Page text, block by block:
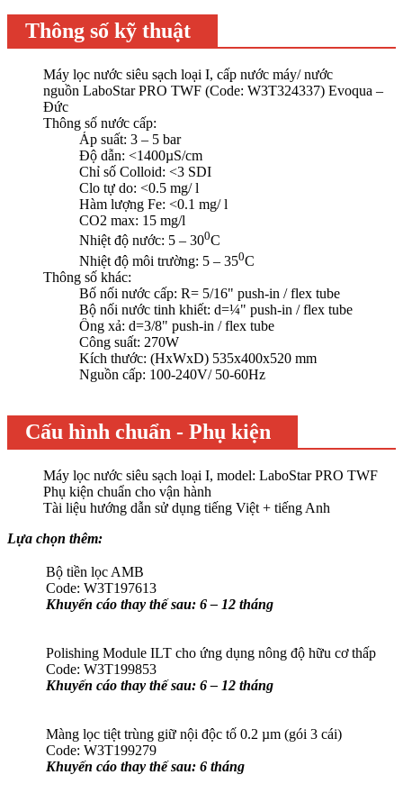
Thông số kỹ thuật
Máy lọc nước siêu sạch loại I, cấp nước máy/ nước
nguồn LaboStar PRO TWF (Code: W3T324337) Evoqua –
Đức
Thông số nước cấp:
Áp suất: 3 – 5 bar
Độ dẫn: <1400​µS/cm
Chỉ số Colloid: <3 SDI
Clo tự do: <0.5 mg/ l
Hàm lượng Fe: <0.1 mg/ l
CO2 max: 15 mg/l
Nhiệt độ nước: 5 – 300C
Nhiệt độ môi trường: 5 – 350C
Thông số khác:
Bố nối nước cấp: ​R= 5/16" push-in / flex tube
Bộ nối nước tinh khiết: ​d=¼" push-in / flex tube
Ống xả: d=3/8" push-in / flex tube
Công suất: 270W
Kích thước: (HxWxD) 535x400x520 mm
Nguồn cấp: 100-240V/ 50-60Hz
Cấu hình chuẩn - Phụ kiện
Máy lọc nước siêu sạch loại I, model: LaboStar PRO TWF
Phụ kiện chuẩn cho vận hành
Tài liệu hướng dẫn sử dụng tiếng Việt + tiếng Anh
Lựa chọn thêm:
Bộ tiền lọc AMB
Code: W3T197613
Khuyến cáo thay thế sau: 6 – 12 tháng
​Polishing Module ILT cho ứng dụng nông độ hữu cơ thấp
Code: W3T199853
Khuyến cáo thay thế sau: 6 – 12 tháng
Màng lọc tiệt trùng giữ nội độc tố 0.2 µm (gói 3 cái)
Code: W3T199279
Khuyến cáo thay thế sau: 6 tháng